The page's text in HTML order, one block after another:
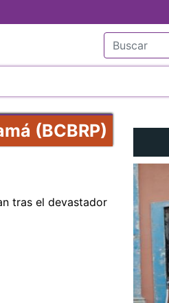
(BCBRP)
tras el devastador